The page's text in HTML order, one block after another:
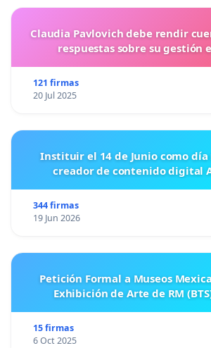
Claudia Pavlovich debe rendir
respuestas sobre su gestión
121 firmas
20 Jul 2025
Instituir el 14 de Junio como
creador de contenido digital
344 firmas
19 Jun 2026
Petición Formal a Museos
Exhibición de Arte de RM
15 firmas
6 Oct 2025